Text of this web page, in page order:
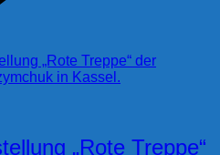
„Rote Treppe“